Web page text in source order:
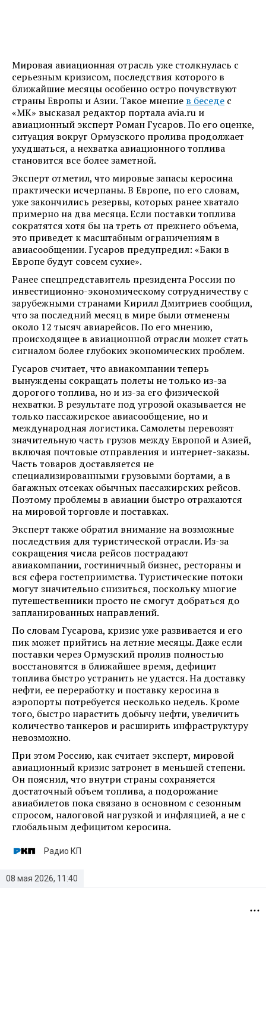
Мировая авиационная отрасль уже столкнулась с
серьезным кризисом, последствия которого в
ближайшие месяцы особенно остро почувствуют
страны Европы и Азии. Такое мнение в беседе с
«МК» высказал редактор портала avia.ru и
авиационный эксперт Роман Гусаров. По его оценке,
ситуация вокруг Ормузского пролива продолжает
ухудшаться, а нехватка авиационного топлива
становится все более заметной.
Эксперт отметил, что мировые запасы керосина
практически исчерпаны. В Европе, по его словам,
уже закончились резервы, которых ранее хватало
примерно на два месяца. Если поставки топлива
сократятся хотя бы на треть от прежнего объема,
это приведет к масштабным ограничениям в
авиасообщении. Гусаров предупредил: «Баки в
Европе будут совсем сухие».
Ранее спецпредставитель президента России по
инвестиционно-экономическому сотрудничеству с
зарубежными странами Кирилл Дмитриев сообщил,
что за последний месяц в мире были отменены
около 12 тысяч авиарейсов. По его мнению,
происходящее в авиационной отрасли может стать
сигналом более глубоких экономических проблем.
Гусаров считает, что авиакомпании теперь
вынуждены сокращать полеты не только из-за
дорогого топлива, но и из-за его физической
нехватки. В результате под угрозой оказывается не
только пассажирское авиасообщение, но и
международная логистика. Самолеты перевозят
значительную часть грузов между Европой и Азией,
включая почтовые отправления и интернет-заказы.
Часть товаров доставляется не
специализированными грузовыми бортами, а в
багажных отсеках обычных пассажирских рейсов.
Поэтому проблемы в авиации быстро отражаются
на мировой торговле и поставках.
Эксперт также обратил внимание на возможные
последствия для туристической отрасли. Из-за
сокращения числа рейсов пострадают
авиакомпании, гостиничный бизнес, рестораны и
вся сфера гостеприимства. Туристические потоки
могут значительно снизиться, поскольку многие
путешественники просто не смогут добраться до
запланированных направлений.
По словам Гусарова, кризис уже развивается и его
пик может прийтись на летние месяцы. Даже если
поставки через Ормузский пролив полностью
восстановятся в ближайшее время, дефицит
топлива быстро устранить не удастся. На доставку
нефти, ее переработку и поставку керосина в
аэропорты потребуется несколько недель. Кроме
того, быстро нарастить добычу нефти, увеличить
количество танкеров и расширить инфраструктуру
невозможно.
При этом Россию, как считает эксперт, мировой
авиационный кризис затронет в меньшей степени.
Он пояснил, что внутри страны сохраняется
достаточный объем топлива, а подорожание
авиабилетов пока связано в основном с сезонным
спросом, налоговой нагрузкой и инфляцией, а не с
глобальным дефицитом керосина.
08 мая 2026, 11:40
Радио КП